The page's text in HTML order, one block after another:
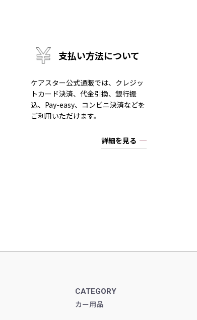
支払い方法について
ケアスター公式通販では、クレジッ
トカード決済、代金引換、銀行振
込、Pay-easy、コンビニ決済などを
ご利用いただけます。
詳細を見る
CATEGORY
カー用品